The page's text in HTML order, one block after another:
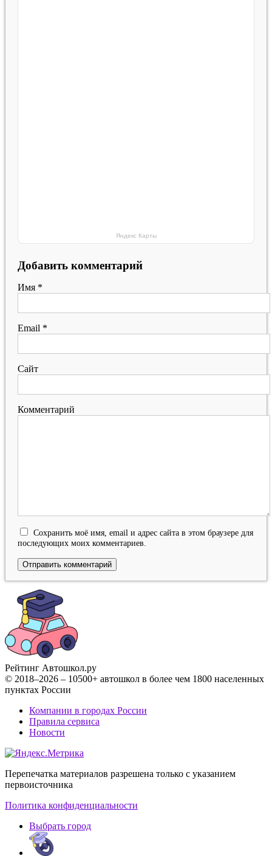
Яндекс Карты
Добавить комментарий
Имя *
Email *
Сайт
Комментарий
Сохранить моё имя, email и адрес сайта в этом браузере для
последующих моих комментариев.
Рейтинг Автошкол.ру
© 2018–2026 – 10500+ автошкол в более чем 1800 населенных
пунктах России
Компании в городах России
Правила сервиса
Новости
Перепечатка материалов разрешена только с указанием
первоисточника
Политика конфиденциальности
Выбрать город